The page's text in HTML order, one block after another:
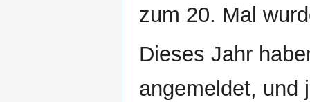
zum 20. Mal
Dieses Jahr
angemeldet, und